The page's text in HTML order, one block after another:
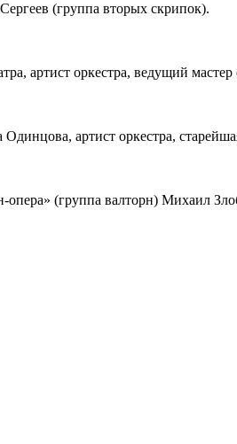
(группа вторых скрипок).
артист оркестра, ведущий
артист оркестра,
опера» (группа валторн) Михаил